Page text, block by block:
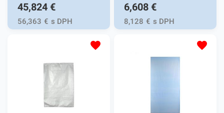
mäsových a iných
potravinových výrobkov.
Svoje praktické využitie
domácnosti. Svojím pevným
HDPE zložením a ľahkou
jednoduchú manipuláciu pri
45,824 €
56,363 € s DPH
a potravinárskych výrobkov.
Vhodný pre lahôdky a
mäsiarstva. Hrúbka 8µm
6,608 €
8,128 € s DPH